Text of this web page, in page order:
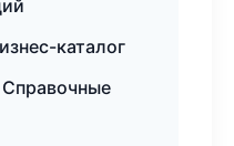
каталог